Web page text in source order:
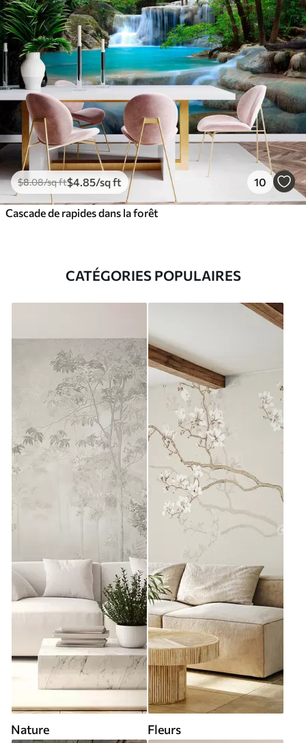
$8.08/sq ft$4.85/sq ft 10
Cascade de rapides dans la forêt
CATÉGORIES POPULAIRES
Nature Fleurs